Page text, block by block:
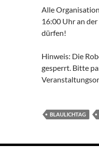
Alle
16:00 Uhr an
dürfen!
Hinweis: Die
gesperrt. Bitte
BLAULICHTAG